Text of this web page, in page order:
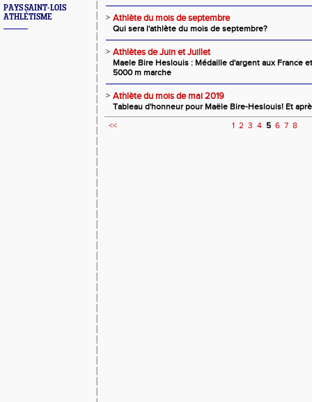
PAYS SAINT-LOIS
ATHLÉTISME
> Athlète du mois de septembre
Qui sera l'athlète du mois de septembre?
> Athlètes de Juin et Juillet
Maele Bire Heslouis : Médaille d'argent aux France
5000 m marche
> Athlète du mois de mai 2019
Tableau d'honneur pour Maële Bire-Heslouis! Et
<<
1 2 3 4 5 6 7 8